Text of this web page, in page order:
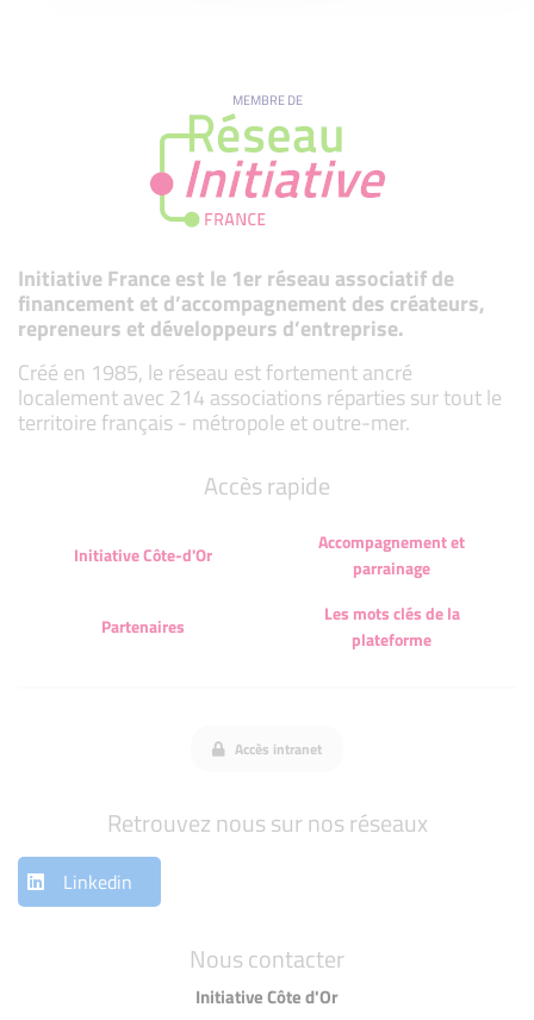
MEMBRE DE
Initiative France est le 1er réseau associatif de
financement et d’accompagnement des créateurs,
repreneurs et développeurs d’entreprise.
Créé en 1985, le réseau est fortement ancré
localement avec 214 associations réparties sur tout le
territoire français - métropole et outre-mer.
Nous contacter
Initiative Côte d'Or
Accès rapide
Initiative Côte-d'Or
Accompagnement et
parrainage
Partenaires
Les mots clés de la
plateforme
Accès intranet
Retrouvez nous sur nos réseaux
Linkedin